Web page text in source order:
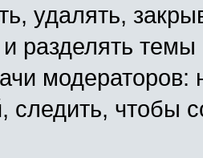
удалять,
разделять
следить, чтобы